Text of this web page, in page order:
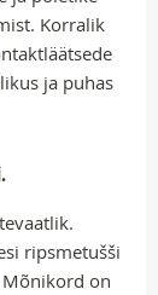
Korralik
ja puhas
ripsmetušši
Mõnikord on